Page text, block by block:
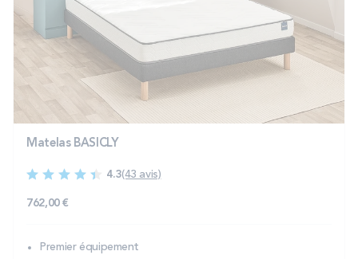
Matelas BASICLY
4.3(43 avis)
762,00 €
Premier équipement